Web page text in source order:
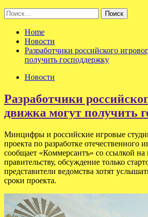
Найти:
Home
Новости
Разработчики российского
получить господдержку
Новости
Разработчики
движка могут получить
Минцифры и российские игровые
проекта по разработке отечественного
сообщает «Коммерсантъ» со ссылкой
правительству, обсуждение только
представители ведомства хотят
сроки проекта.